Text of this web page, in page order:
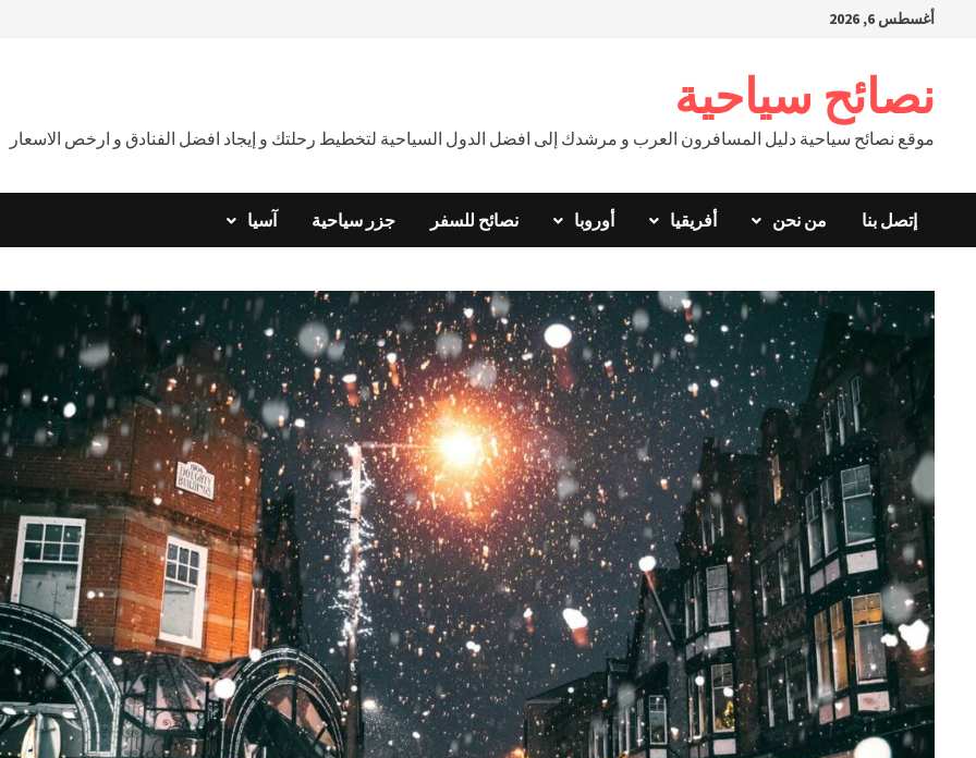
أغسطس 6, 2026
نصائح سياحية
موقع نصائح سياحية دليل المسافرون العرب و مرشدك إلى افضل الدول السياحية لتخطيط رحلتك و إيجاد افضل الفنادق و ارخص الاسعار
إتصل بنا من نحن أفريقيا أوروبا نصائح للسفر جزر سياحية آسيا